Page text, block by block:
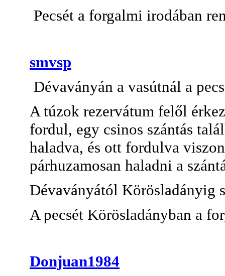
Pecsét a forgalmi irodában
smvsp
Dévaványán a vasútnál a
A túzok rezervátum felől
fordul, egy csinos szántás
haladva, és ott fordulva
párhuzamosan haladni a
Dévaványától Körösladányig
A pecsét Körösladányban a
Donjuan1984